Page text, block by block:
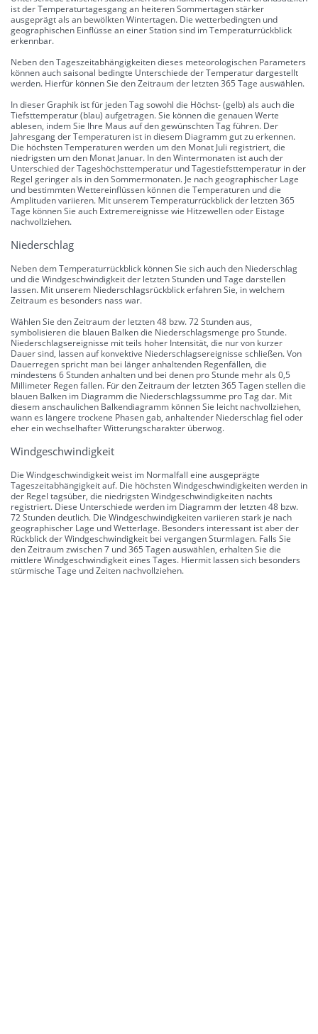
ist der Temperaturtagesgang an heiteren Sommertagen stärker
ausgeprägt als an bewölkten Wintertagen. Die wetterbedingten und
geographischen Einflüsse an einer Station sind im Temperaturrückblick
erkennbar.
Neben den Tageszeitabhängigkeiten dieses meteorologischen Parameters
können auch saisonal bedingte Unterschiede der Temperatur dargestellt
werden. Hierfür können Sie den Zeitraum der letzten 365 Tage auswählen.
In dieser Graphik ist für jeden Tag sowohl die Höchst- (gelb) als auch die
Tiefsttemperatur (blau) aufgetragen. Sie können die genauen Werte
ablesen, indem Sie Ihre Maus auf den gewünschten Tag führen. Der
Jahresgang der Temperaturen ist in diesem Diagramm gut zu erkennen.
Die höchsten Temperaturen werden um den Monat Juli registriert, die
niedrigsten um den Monat Januar. In den Wintermonaten ist auch der
Unterschied der Tageshöchsttemperatur und Tagestiefsttemperatur in der
Regel geringer als in den Sommermonaten. Je nach geographischer Lage
und bestimmten Wettereinflüssen können die Temperaturen und die
Amplituden variieren. Mit unserem Temperaturrückblick der letzten 365
Tage können Sie auch Extremereignisse wie Hitzewellen oder Eistage
nachvollziehen.
Niederschlag
Neben dem Temperaturrückblick können Sie sich auch den Niederschlag
und die Windgeschwindigkeit der letzten Stunden und Tage darstellen
lassen. Mit unserem Niederschlagsrückblick erfahren Sie, in welchem
Zeitraum es besonders nass war.
Wählen Sie den Zeitraum der letzten 48 bzw. 72 Stunden aus,
symbolisieren die blauen Balken die Niederschlagsmenge pro Stunde.
Niederschlagsereignisse mit teils hoher Intensität, die nur von kurzer
Dauer sind, lassen auf konvektive Niederschlagsereignisse schließen. Von
Dauerregen spricht man bei länger anhaltenden Regenfällen, die
mindestens 6 Stunden anhalten und bei denen pro Stunde mehr als 0,5
Millimeter Regen fallen. Für den Zeitraum der letzten 365 Tagen stellen die
blauen Balken im Diagramm die Niederschlagssumme pro Tag dar. Mit
diesem anschaulichen Balkendiagramm können Sie leicht nachvollziehen,
wann es längere trockene Phasen gab, anhaltender Niederschlag fiel oder
eher ein wechselhafter Witterungscharakter überwog.
Windgeschwindigkeit
Die Windgeschwindigkeit weist im Normalfall eine ausgeprägte
Tageszeitabhängigkeit auf. Die höchsten Windgeschwindigkeiten werden in
der Regel tagsüber, die niedrigsten Windgeschwindigkeiten nachts
registriert. Diese Unterschiede werden im Diagramm der letzten 48 bzw.
72 Stunden deutlich. Die Windgeschwindigkeiten variieren stark je nach
geographischer Lage und Wetterlage. Besonders interessant ist aber der
Rückblick der Windgeschwindigkeit bei vergangen Sturmlagen. Falls Sie
den Zeitraum zwischen 7 und 365 Tagen auswählen, erhalten Sie die
mittlere Windgeschwindigkeit eines Tages. Hiermit lassen sich besonders
stürmische Tage und Zeiten nachvollziehen.